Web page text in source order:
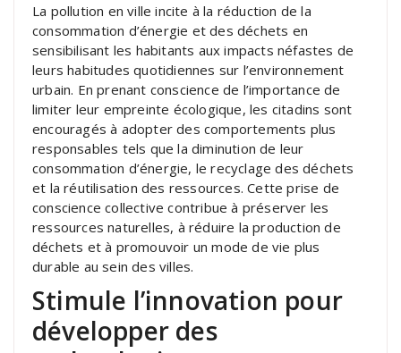
La pollution en ville incite à la réduction de la
consommation d’énergie et des déchets en
sensibilisant les habitants aux impacts néfastes de
leurs habitudes quotidiennes sur l’environnement
urbain. En prenant conscience de l’importance de
limiter leur empreinte écologique, les citadins sont
encouragés à adopter des comportements plus
responsables tels que la diminution de leur
consommation d’énergie, le recyclage des déchets
et la réutilisation des ressources. Cette prise de
conscience collective contribue à préserver les
ressources naturelles, à réduire la production de
déchets et à promouvoir un mode de vie plus
durable au sein des villes.
Stimule l’innovation pour
développer des